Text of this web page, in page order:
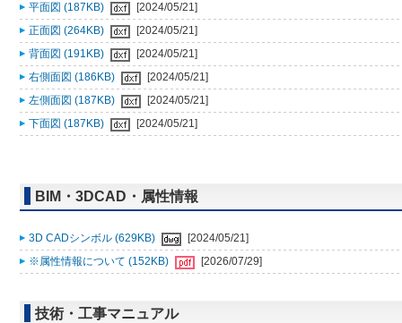
平面図 (187KB)
[2024/05/21]
正面図 (264KB)
[2024/05/21]
背面図 (191KB)
[2024/05/21]
右側面図 (186KB)
[2024/05/21]
左側面図 (187KB)
[2024/05/21]
下面図 (187KB)
[2024/05/21]
BIM・3DCAD・属性情報
3D CADシンボル (629KB)
[2024/05/21]
※属性情報について (152KB)
[2026/07/29]
技術・工事マニュアル